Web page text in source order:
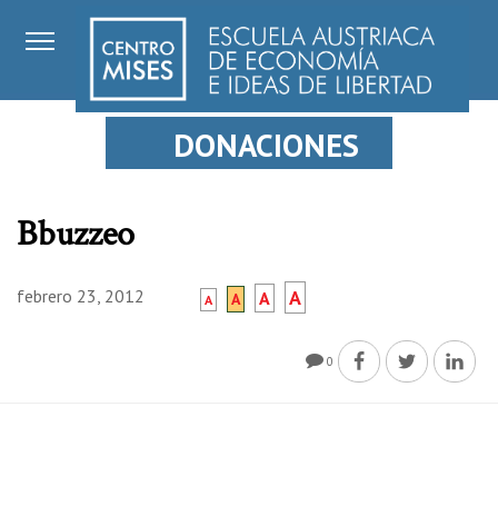
DONACIONES
Bbuzzeo
febrero 23, 2012 A A A A
0